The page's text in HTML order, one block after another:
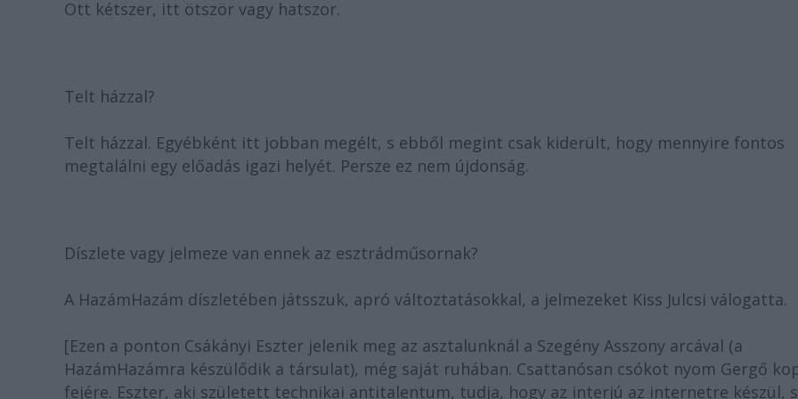
Ott kétszer, itt ötször vagy hatszor.
Telt házzal?
Telt házzal. Egyébként itt jobban megélt, s ebből megint csak kiderült, hogy mennyire fontos
megtalálni egy előadás igazi helyét. Persze ez nem újdonság.
Díszlete vagy jelmeze van ennek az esztrádműsornak?
A HazámHazám díszletében játsszuk, apró változtatásokkal, a jelmezeket Kiss Julcsi válogatta.
[Ezen a ponton Csákányi Eszter jelenik meg az asztalunknál a Szegény Asszony arcával (a
HazámHazámra készülődik a társulat), még saját ruhában. Csattanósan csókot nyom Gergő
fejére. Eszter, aki született technikai antitalentum, tudja, hogy az interjú az internetre készül, s